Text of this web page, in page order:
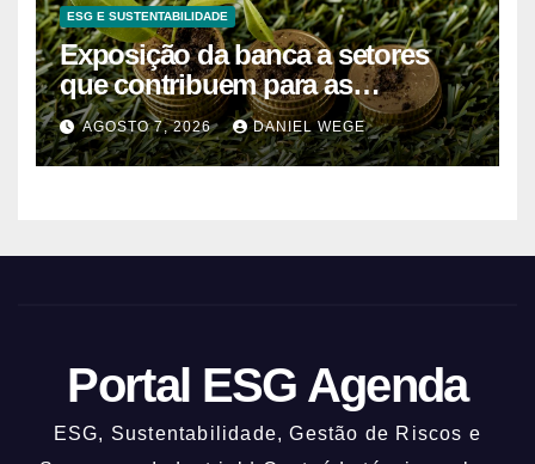
ESG E SUSTENTABILIDADE
Exposição da banca a setores
que contribuem para as
alterações climáticas mantém-se
nos 62%
AGOSTO 7, 2026 DANIEL WEGE
Portal ESG Agenda
ESG, Sustentabilidade, Gestão de Riscos e